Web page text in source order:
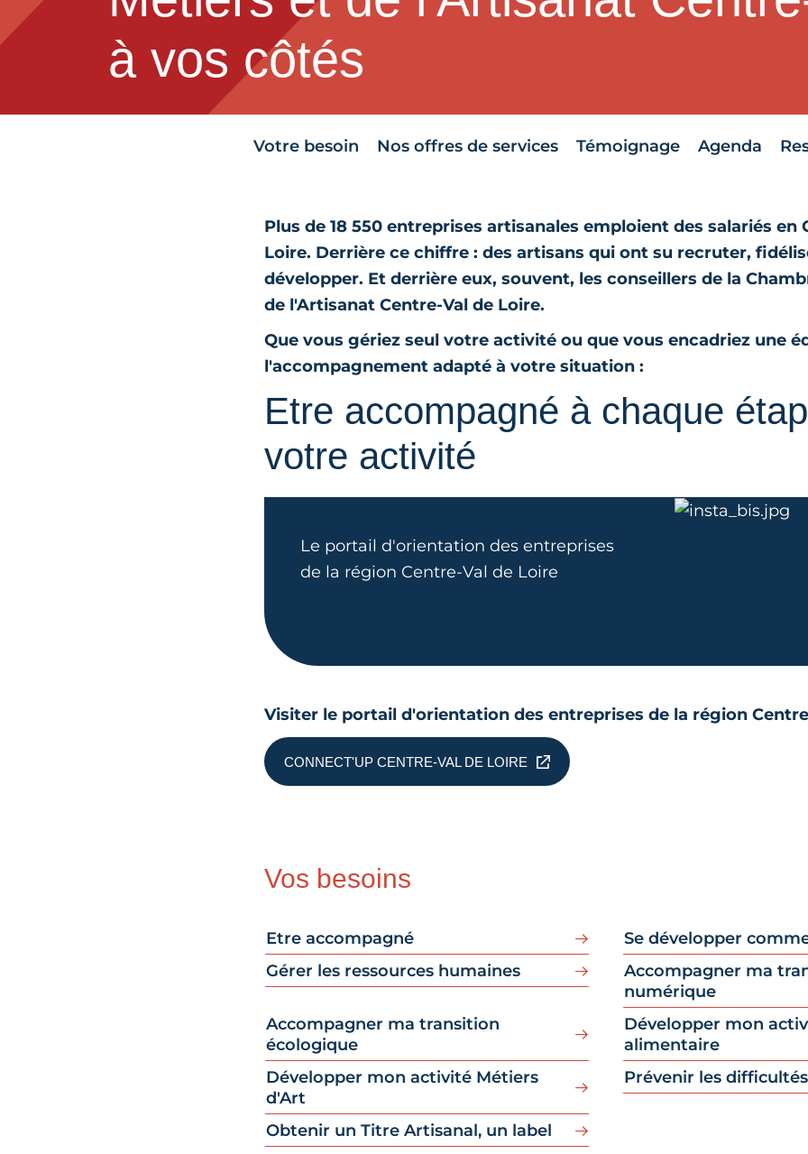
à vos côtés
Votre besoin Nos offres de services Témoignage Agenda
Plus de 18 550 entreprises artisanales emploient des salariés en
Loire. Derrière ce chiffre : des artisans qui ont su recruter,
développer. Et derrière eux, souvent, les conseillers de la
de l'Artisanat Centre-Val de Loire.
Que vous gériez seul votre activité ou que vous encadriez une
l'accompagnement adapté à votre situation :
Etre accompagné à chaque
votre activité
Le portail d'orientation des entreprises
de la région Centre-Val de Loire
Visiter le portail d'orientation des entreprises de la région
CONNECT'UP CENTRE-VAL DE LOIRE
Vos besoins
Etre accompagné
Se développer
Gérer les ressources humaines
Accompagner ma
numérique
Accompagner ma transition
écologique
Développer mon
alimentaire
Développer mon activité Métiers
d'Art
Prévenir les difficultés
Obtenir un Titre Artisanal, un label